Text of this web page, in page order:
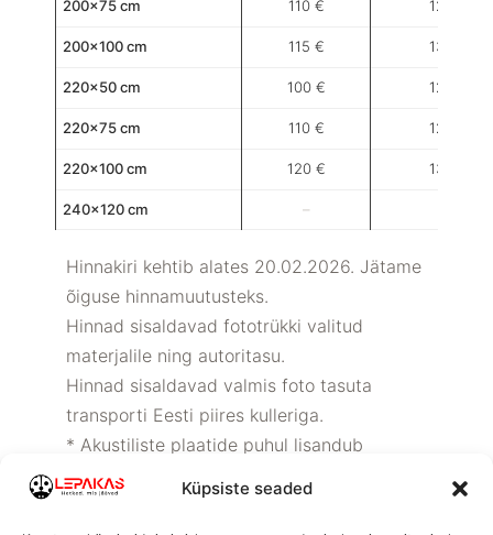
Küpsiste seaded
200×75 cm 110 € 125 €
200×100 cm 115 € 130 €
220×50 cm 100 € 120 €
220×75 cm 110 € 125 €
220×100 cm 120 € 135 €
240×120 cm –
Hinnakiri kehtib alates 20.02.2026. Jätame
õiguse hinnamuutusteks.
Hinnad sisaldavad fototrükki valitud
materjalile ning autoritasu.
Hinnad sisaldavad valmis foto tasuta
transporti Eesti piires kulleriga.
* Akustiliste plaatide puhul lisandub
paigaldusmaterjalide hind olenevalt kinnituse
tüübist.